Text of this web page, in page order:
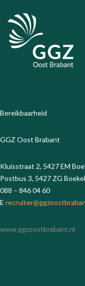
Bereikbaarheid
GGZ Oost Brabant
Kluisstraat 2, 5427 EM
Postbus 3, 5427 ZG Boekel
088 – 846 04 60
E
www.ggzoostbrabant.nl